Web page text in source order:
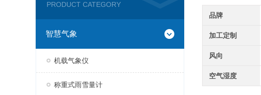
PRODUCT CATEGORY
智慧气象
机载气象仪
称重式雨雪量计
品牌
加工定制
风向
空气湿度